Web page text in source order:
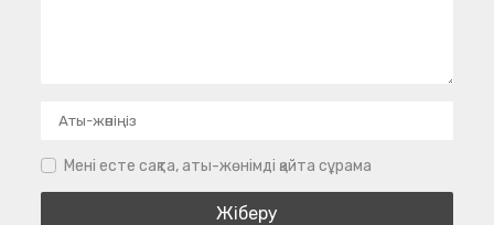
Мені есте сақта, аты-жөнімді қайта сұрама